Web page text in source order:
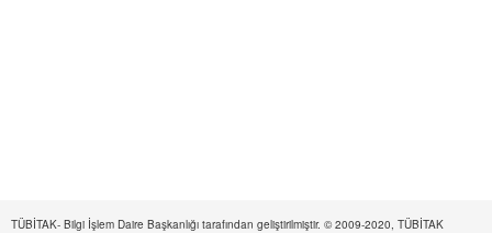
TÜBİTAK- Bilgi İşlem Daire Başkanlığı tarafından geliştirilmiştir. © 2009-2020, TÜBİTAK